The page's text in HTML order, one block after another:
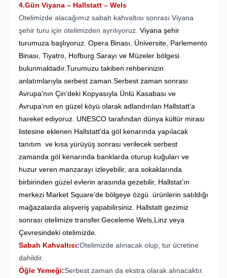
4.Gün Viyana – Hallstatt – Wels
Otelimizde alacağımız sabah kahvaltısı sonrası Viyana
şehir turu için otelimizden ayrılıyoruz. Viyana şehir
turumuza başlıyoruz. Opera Binası, Üniversite, Parlemento
Binası, Tiyatro, Hofburg Sarayı ve Müzeler bölgesi
bulunmaktadır.Turumuzu takiben rehberinizin
anlatımlarıyla serbest zaman.Serbest zaman sonrası
Avrupa'nın Çin'deki Kopyasıyla Ünlü Kasabası ve
Avrupa’nın en güzel köyü olarak adlandırılan Hallstatt’a
hareket ediyoruz. UNESCO tarafından dünya kültür mirası
listesine eklenen Hallstatt'da göl kenarında yapılacak
tanıtım ve kısa yürüyüş sonrası verilecek serbest
zamanda göl kenarında banklarda oturup kuğuları ve
huzur veren manzarayı izleyebilir, ara sokaklarında
birbirinden güzel evlerin arasında gezebilir, Hallstat’ın
merkezi Market Square’de bölgeye özgü ürünlerin satıldığı
mağazalarda alışveriş yapabilirsiniz. Hallstatt gezimiz
sonrası otelimize transfer.Geceleme Wels,Linz veya
Çevresindeki otelimizde.
Sabah Kahvaltısı:Otelimizde alınacak olup, tur ücretine
dahildir.
Öğle Yemeği:Serbest zaman da ekstra olarak alınacaktır.